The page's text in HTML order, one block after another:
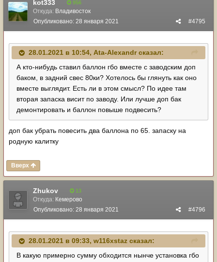
kot333 956
Откуда: Владивосток
#4795
Опубликовано: 28 января 2021
28.01.2021 в 10:54, Ata-Alexandrсказал:
А кто-нибудь ставил баллон гбо вместе с заводским доп
баком, в задний свес 80ки? Хотелось бы глянуть как оно
вместе выглядит. Есть ли в этом смысл? По идее там
вторая запаска висит по заводу. Или лучше доп бак
демонтировать и баллон повыше подвесить?
доп бак убрать повесить два баллона по 65. запаску на
родную калитку
Вверх
Zhukov 13
Откуда: Кемерово
#4796
Опубликовано: 28 января 2021
28.01.2021 в 09:33, w116xstaz сказал:
В какую примерно сумму обходится нынче установка гбо